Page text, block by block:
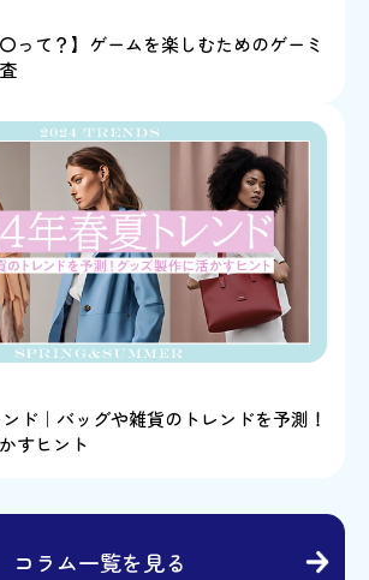
って？】ゲームを楽しむためのゲーミ
ド｜バッグや雑貨のトレンドを予測！
すヒント
コラム一覧を見る